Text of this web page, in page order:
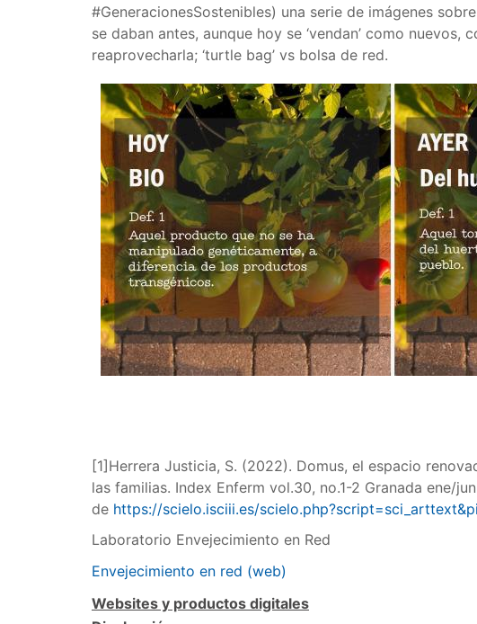
#GeneracionesSostenibles) una serie de imágenes
se daban antes, aunque hoy se ‘vendan’ como nuevos,
reaprovecharla; ‘turtle bag’ vs bolsa de red.
[1]Herrera Justicia, S. (2022). Domus, el espacio
las familias. Index Enferm vol.30, no.1-2 Granada ene/
de https://scielo.isciii.es/
Laboratorio Envejecimiento en Red
Envejecimiento en red (web)
Websites y productos digitales